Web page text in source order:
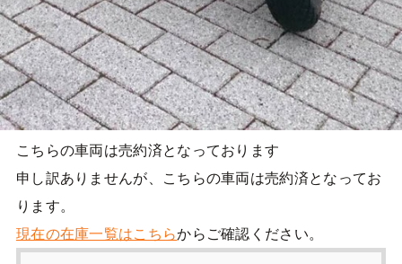
こちらの車両は売約済となっております
申し訳ありませんが、こちらの車両は売約済となってお
ります。
現在の在庫一覧はこちらからご確認ください。